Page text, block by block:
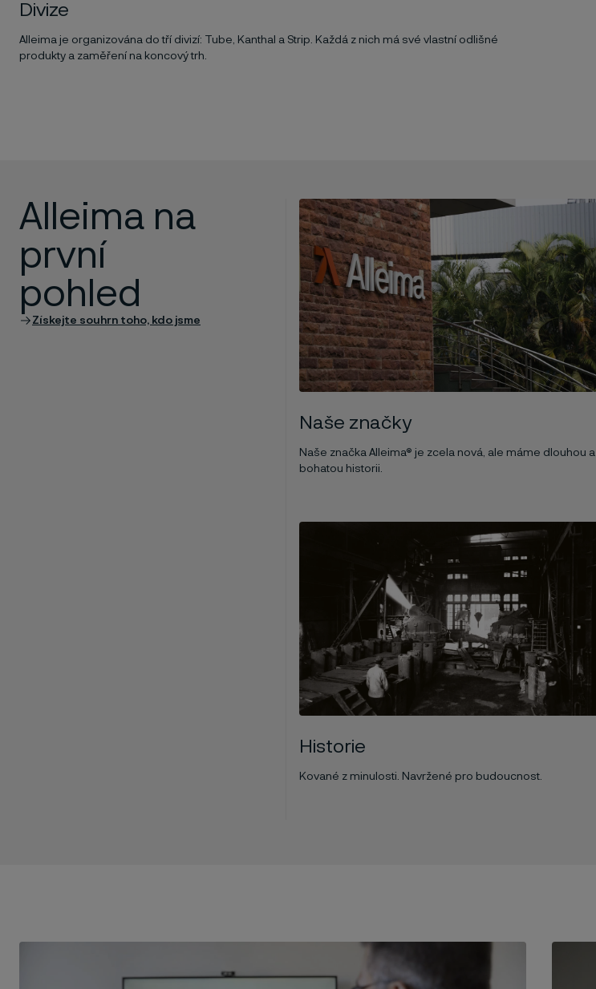
Divize
Alleima je organizována do tří divizí: Tube, Kanthal a Strip. Každá z nich má své vlastní odlišné
produkty a zaměření na koncový trh.
Alleima na
první
pohled
Získejte souhrn toho, kdo jsme
Naše značky
Naše značka Alleima® je zcela nová, ale máme dlouhou a
bohatou historii.
Historie
Kované z minulosti. Navržené pro budoucnost.